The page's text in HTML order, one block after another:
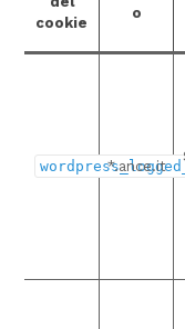
cookie
o
*.ance.it